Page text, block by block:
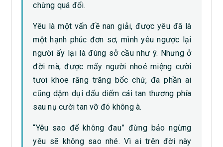
chừng quá đổi.
Yêu là một vấn đề nan giải, được yêu đã là
một hạnh phúc đơn sơ, mình yêu ngược lại
người ấy lại là đúng sở cầu như ý. Nhưng ở
đời mà, được mấy người nhoẻ miệng cười
tươi khoe răng trăng bốc chứ, đa phần ai
cũng dặm dụi dấu diếm cái tan thương phía
sau nụ cười tan vỡ đó không à.
“Yêu sao để không đau” đừng bảo ngừng
yêu sẽ không sao nhé. Vì ai trên đời này